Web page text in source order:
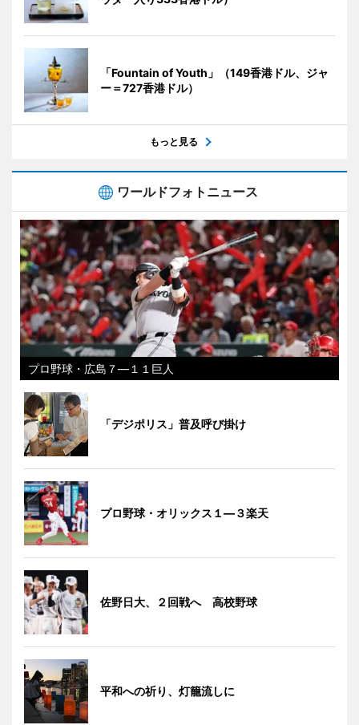
「Fountain of Youth」（149香港ドル、ジャ
ー＝727香港ドル）
もっと見る
ワールドフォトニュース
プロ野球・広島７―１１巨人
「デジポリス」普及呼び掛け
プロ野球・オリックス１―３楽天
佐野日大、２回戦へ 高校野球
平和への祈り、灯籠流しに